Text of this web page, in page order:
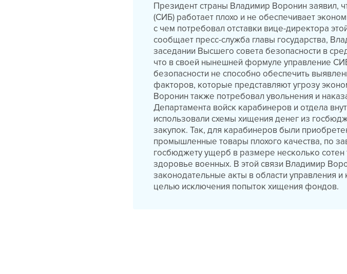
Президент страны Владимир Воронин заявил,
(СИБ) работает плохо и не обеспечивает
с чем потребовал отставки вице-директора
сообщает пресс-служба главы государства,
заседании Высшего совета безопасности в
что в своей нынешней формуле управление
безопасности не способно обеспечить
факторов, которые представляют угрозу
Воронин также потребовал увольнения и
Департамента войск карабинеров и отдела
использовали схемы хищения денег из
закупок. Так, для карабинеров были
промышленные товары плохого качества, по
госбюджету ущерб в размере несколько сотен
здоровье военных. В этой связи Владимир
законодательные акты в области управления
целью исключения попыток хищения фондов.